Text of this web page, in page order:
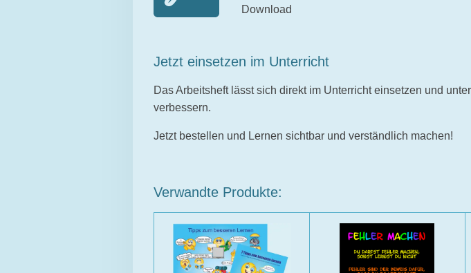
Download
Jetzt einsetzen im Unterricht
Das Arbeitsheft lässt sich direkt im Unterricht einsetzen und
verbessern.
Jetzt bestellen und Lernen sichtbar und verständlich machen!
Verwandte Produkte: